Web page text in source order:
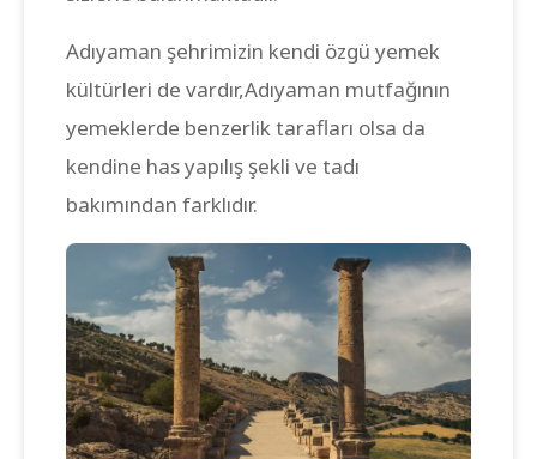
Adıyaman şehrimizin kendi özgü yemek
kültürleri de vardır,Adıyaman mutfağının
yemeklerde benzerlik tarafları olsa da
kendine has yapılış şekli ve tadı
bakımından farklıdır.